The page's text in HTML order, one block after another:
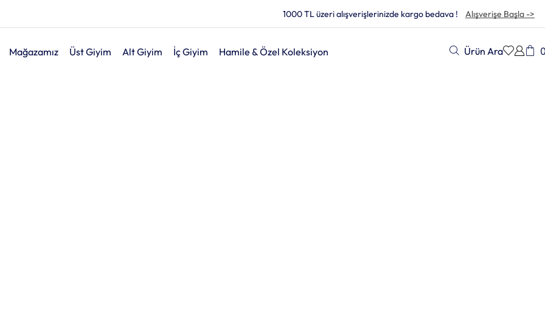
1000 TL üzeri alışverişlerinizde kargo bedava ! Alışverişe Başla ->
Mağazamız Üst Giyim Alt Giyim İç Giyim Hamile & Özel Koleksiyon Ürün Ara